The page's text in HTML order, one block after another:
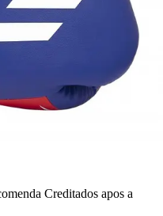
Creditados apos a